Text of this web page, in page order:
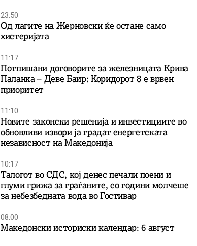
23:50
Од лагите на Жерновски ќе остане само
хистеријата
11:17
Потпишани договорите за железницата Крива
Паланка – Деве Баир: Коридорот 8 е врвен
приоритет
11:10
Новите законски решенија и инвестициите во
обновливи извори ја градат енергетската
независност на Македонија
10:17
Талогот во СДС, кој денес печали поени и
глуми грижа за граѓаните, со години молчеше
за небезбедната вода во Гостивар
08:00
Македонски историски календар: 6 август